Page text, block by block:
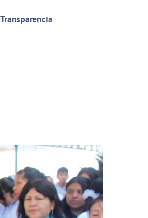
Transparencia